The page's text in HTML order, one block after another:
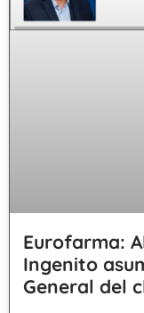
Eurofarma:
Ingenito
General del